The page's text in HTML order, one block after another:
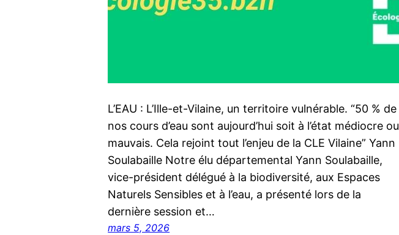
L’EAU : L’Ille-et-Vilaine, un territoire vulnérable. “50 % de
nos cours d’eau sont aujourd’hui soit à l’état médiocre ou
mauvais. Cela rejoint tout l’enjeu de la CLE Vilaine” Yann
Soulabaille Notre élu départemental Yann Soulabaille,
vice-président délégué à la biodiversité, aux Espaces
Naturels Sensibles et à l’eau, a présenté lors de la
dernière session et…
mars 5, 2026